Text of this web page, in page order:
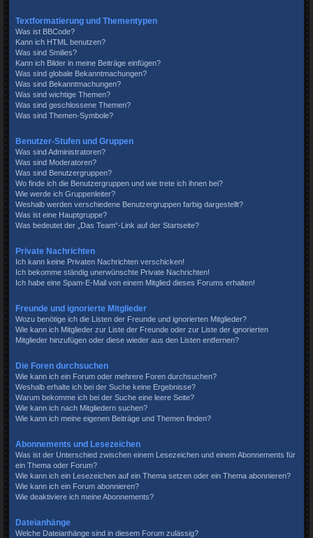
Textformatierung und Thementypen
Was ist BBCode?
Kann ich HTML benutzen?
Was sind Smilies?
Kann ich Bilder in meine Beiträge einfügen?
Was sind globale Bekanntmachungen?
Was sind Bekanntmachungen?
Was sind wichtige Themen?
Was sind geschlossene Themen?
Was sind Themen-Symbole?
Benutzer-Stufen und Gruppen
Was sind Administratoren?
Was sind Moderatoren?
Was sind Benutzergruppen?
Wo finde ich die Benutzergruppen und wie trete ich ihnen bei?
Wie werde ich Gruppenleiter?
Weshalb werden verschiedene Benutzergruppen farbig dargestellt?
Was ist eine Hauptgruppe?
Was bedeutet der „Das Team“-Link auf der Startseite?
Private Nachrichten
Ich kann keine Privaten Nachrichten verschicken!
Ich bekomme ständig unerwünschte Private Nachrichten!
Ich habe eine Spam-E-Mail von einem Mitglied dieses Forums erhalten!
Freunde und ignorierte Mitglieder
Wozu benötige ich die Listen der Freunde und ignorierten Mitglieder?
Wie kann ich Mitglieder zur Liste der Freunde oder zur Liste der ignorierten
Mitglieder hinzufügen oder diese wieder aus den Listen entfernen?
Die Foren durchsuchen
Wie kann ich ein Forum oder mehrere Foren durchsuchen?
Weshalb erhalte ich bei der Suche keine Ergebnisse?
Warum bekomme ich bei der Suche eine leere Seite?
Wie kann ich nach Mitgliedern suchen?
Wie kann ich meine eigenen Beiträge und Themen finden?
Abonnements und Lesezeichen
Was ist der Unterschied zwischen einem Lesezeichen und einem Abonnements für
ein Thema oder Forum?
Wie kann ich ein Lesezeichen auf ein Thema setzen oder ein Thema abonnieren?
Wie kann ich ein Forum abonnieren?
Wie deaktiviere ich meine Abonnements?
Dateianhänge
Welche Dateianhänge sind in diesem Forum zulässig?